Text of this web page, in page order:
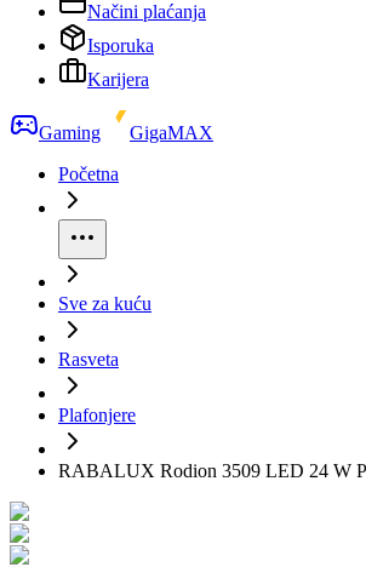
Načini plaćanja
Isporuka
Karijera
Gaming
GigaMAX
Početna
Sve za kuću
Rasveta
Plafonjere
RABALUX Rodion 3509 LED 24 W